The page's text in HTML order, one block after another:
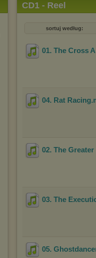
CD1 - Reel
sortuj według:
01. The Cross
04. Rat Racing
02. The
03. The
05.